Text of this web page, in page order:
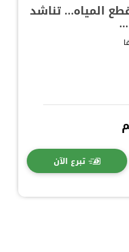
المياه… تناشد
تبرع الآن